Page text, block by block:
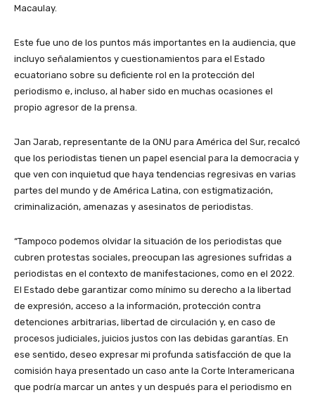
Macaulay.
Este fue uno de los puntos más importantes en la audiencia, que
incluyo señalamientos y cuestionamientos para el Estado
ecuatoriano sobre su deficiente rol en la protección del
periodismo e, incluso, al haber sido en muchas ocasiones el
propio agresor de la prensa.
Jan Jarab, representante de la ONU para América del Sur, recalcó
que los periodistas tienen un papel esencial para la democracia y
que ven con inquietud que haya tendencias regresivas en varias
partes del mundo y de América Latina, con estigmatización,
criminalización, amenazas y asesinatos de periodistas.
“Tampoco podemos olvidar la situación de los periodistas que
cubren protestas sociales, preocupan las agresiones sufridas a
periodistas en el contexto de manifestaciones, como en el 2022.
El Estado debe garantizar como mínimo su derecho a la libertad
de expresión, acceso a la información, protección contra
detenciones arbitrarias, libertad de circulación y, en caso de
procesos judiciales, juicios justos con las debidas garantías. En
ese sentido, deseo expresar mi profunda satisfacción de que la
comisión haya presentado un caso ante la Corte Interamericana
que podría marcar un antes y un después para el periodismo en